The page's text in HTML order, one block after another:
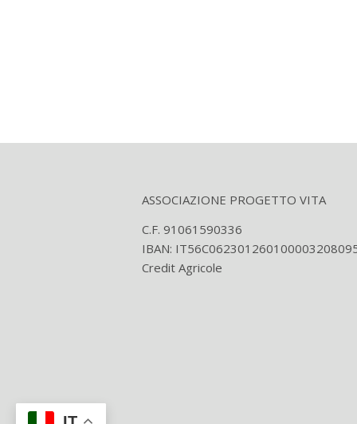
ASSOCIAZIONE PROGETTO VITA
C.F. 91061590336
IBAN:
Credit Agricole